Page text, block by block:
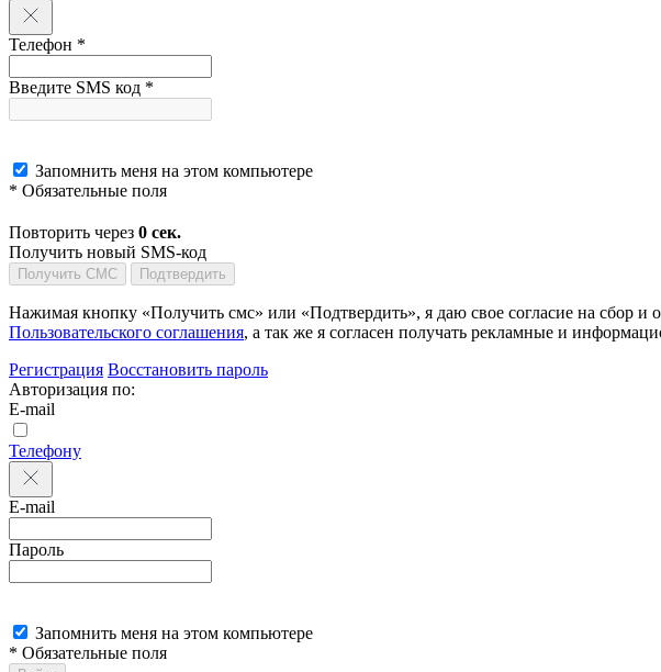
Телефон *
Введите SMS код *
Запомнить меня на этом компьютере
* Обязательные поля
Повторить через 0 сек.
Получить новый SMS-код
Получить СМС Подтвердить
Нажимая кнопку «Получить смс» или «Подтвердить», я даю свое согласие на сбор и
Пользовательского соглашения, а так же я согласен получать рекламные и
Регистрация Восстановить пароль
Авторизация по:
E-mail
Телефону
E-mail
Пароль
Запомнить меня на этом компьютере
* Обязательные поля